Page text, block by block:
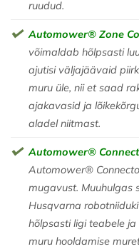
ruudud.
Automower® Zone
võimaldab hõlpsasti
ajutisi väljajäävaid
muru üle, nii et saad
ajakavasid ja
aladel niitmast.
Automower®
Automower®
mugavust. Muuhulgas
Husqvarna
hõlpsasti ligi teabele
muru hooldamise